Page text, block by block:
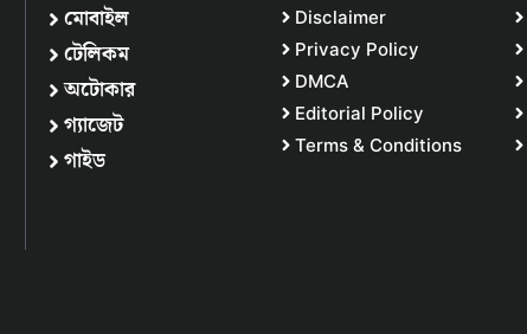
মোবাইল
টেলিকম
অটোকার
গ্যাজেট
গাইড
Disclaimer
Privacy Policy
DMCA
Editorial Policy
Terms & Conditions